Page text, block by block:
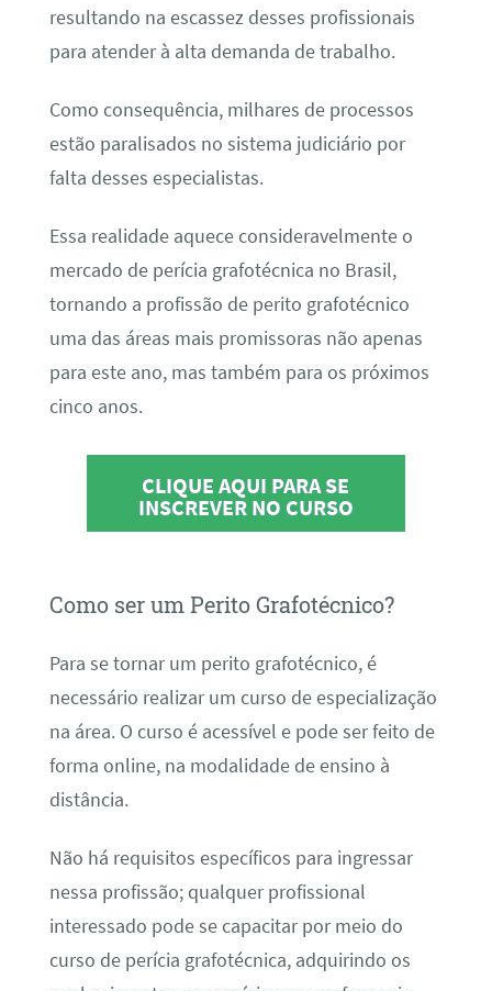
resultando na escassez desses profissionais
para atender à alta demanda de trabalho.
Como consequência, milhares de processos
estão paralisados no sistema judiciário por
falta desses especialistas.
Essa realidade aquece consideravelmente o
mercado de perícia grafotécnica no Brasil,
tornando a profissão de perito grafotécnico
uma das áreas mais promissoras não apenas
para este ano, mas também para os próximos
cinco anos.
CLIQUE AQUI PARA SE
INSCREVER NO CURSO
Como ser um Perito Grafotécnico?
Para se tornar um perito grafotécnico, é
necessário realizar um curso de especialização
na área. O curso é acessível e pode ser feito de
forma online, na modalidade de ensino à
distância.
Não há requisitos específicos para ingressar
nessa profissão; qualquer profissional
interessado pode se capacitar por meio do
curso de perícia grafotécnica, adquirindo os